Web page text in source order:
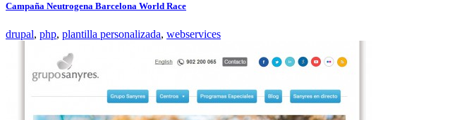
Campaña Neutrogena Barcelona World Race
drupal, php, plantilla personalizada, webservices